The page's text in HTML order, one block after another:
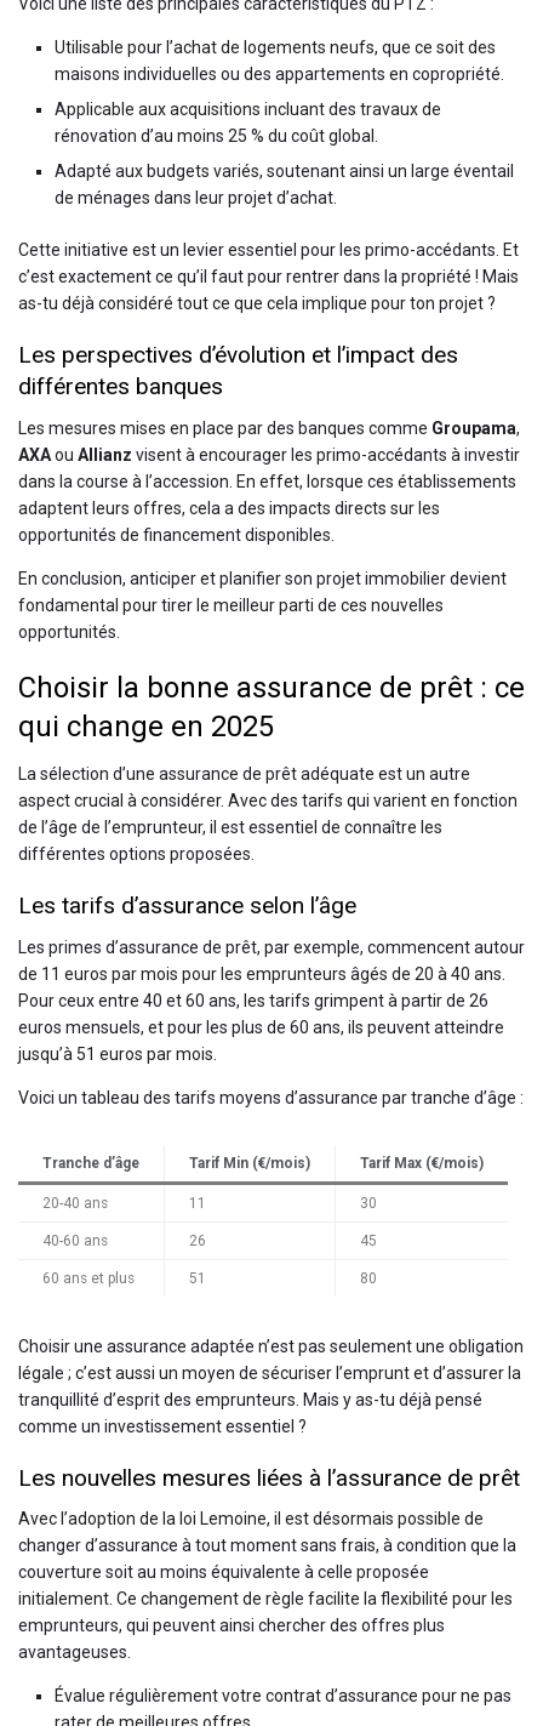
Voici une liste des principales caractéristiques du PTZ :
Utilisable pour l’achat de logements neufs, que ce soit des
maisons individuelles ou des appartements en copropriété.
Applicable aux acquisitions incluant des travaux de
rénovation d’au moins 25 % du coût global.
Adapté aux budgets variés, soutenant ainsi un large éventail
de ménages dans leur projet d’achat.
Cette initiative est un levier essentiel pour les primo-accédants. Et
c’est exactement ce qu’il faut pour rentrer dans la propriété ! Mais
as-tu déjà considéré tout ce que cela implique pour ton projet ?
Les perspectives d’évolution et l’impact des
différentes banques
Les mesures mises en place par des banques comme Groupama,
AXAou Allianz visent à encourager les primo-accédants à investir
dans la course à l’accession. En effet, lorsque ces établissements
adaptent leurs offres, cela a des impacts directs sur les
opportunités de financement disponibles.
En conclusion, anticiper et planifier son projet immobilier devient
fondamental pour tirer le meilleur parti de ces nouvelles
opportunités.
Choisir la bonne assurance de prêt : ce
qui change en 2025
La sélection d’une assurance de prêt adéquate est un autre
aspect crucial à considérer. Avec des tarifs qui varient en fonction
de l’âge de l’emprunteur, il est essentiel de connaître les
différentes options proposées.
Les tarifs d’assurance selon l’âge
Les primes d’assurance de prêt, par exemple, commencent autour
de 11 euros par mois pour les emprunteurs âgés de 20 à 40 ans.
Pour ceux entre 40 et 60 ans, les tarifs grimpent à partir de 26
euros mensuels, et pour les plus de 60 ans, ils peuvent atteindre
jusqu’à 51 euros par mois.
Voici un tableau des tarifs moyens d’assurance par tranche d’âge :
Tranche d’âge Tarif Min (€/mois) Tarif Max (€/mois)
20-40 ans 11 30
40-60 ans 26 45
60 ans et plus 51 80
Choisir une assurance adaptée n’est pas seulement une obligation
légale ; c’est aussi un moyen de sécuriser l’emprunt et d’assurer la
tranquillité d’esprit des emprunteurs. Mais y as-tu déjà pensé
comme un investissement essentiel ?
Les nouvelles mesures liées à l’assurance de prêt
Avec l’adoption de la loi Lemoine, il est désormais possible de
changer d’assurance à tout moment sans frais, à condition que la
couverture soit au moins équivalente à celle proposée
initialement. Ce changement de règle facilite la flexibilité pour les
emprunteurs, qui peuvent ainsi chercher des offres plus
avantageuses.
Évalue régulièrement votre contrat d’assurance pour ne pas